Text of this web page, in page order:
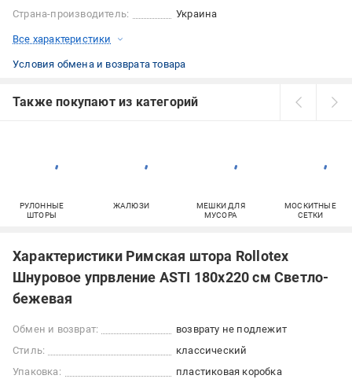
Страна-производитель:
Украина
Все характеристики
Условия обмена и возврата товара
Также покупают из категорий
РУЛОННЫЕ
ШТОРЫ
ЖАЛЮЗИ
МЕШКИ ДЛЯ
МУСОРА
МОСКИТНЫЕ
СЕТКИ
Характеристики Римская штора Rollotex
Шнуровое упрвление ASTI 180x220 см Светло-
бежевая
Обмен и возврат:
возврату не подлежит
Стиль:
классический
Упаковка:
пластиковая коробка